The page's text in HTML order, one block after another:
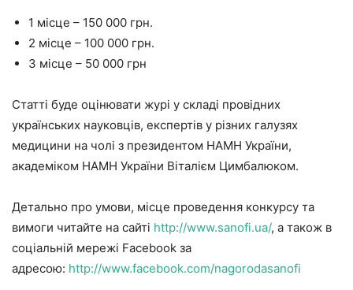
1 місце – 150 000 грн.
2 місце – 100 000 грн.
3 місце – 50 000 грн
Статті буде оцінювати журі у складі провідних
українських науковців, експертів у різних галузях
медицини на чолі з президентом НАМН України,
академіком НАМН України Віталієм Цимбалюком.
Детально про умови, місце проведення конкурсу та
вимоги читайте на сайті http://www.sanofi.ua/, а також в
соціальній мережі Facebook за
адресою: http://www.facebook.com/nagorodasanofi